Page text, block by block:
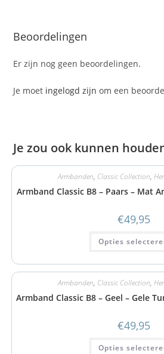
Beoordelingen
Er zijn nog geen beoordelingen.
Je moet ingelogd zijn om een
Je zou ook kunnen
Armbanden, Classic Collection,
Armband Classic B8 – Paars – Mat
€49,95
Opties
Armbanden, Classic Collection,
Armband Classic B8 – Geel – Gele
€49,95
Opties